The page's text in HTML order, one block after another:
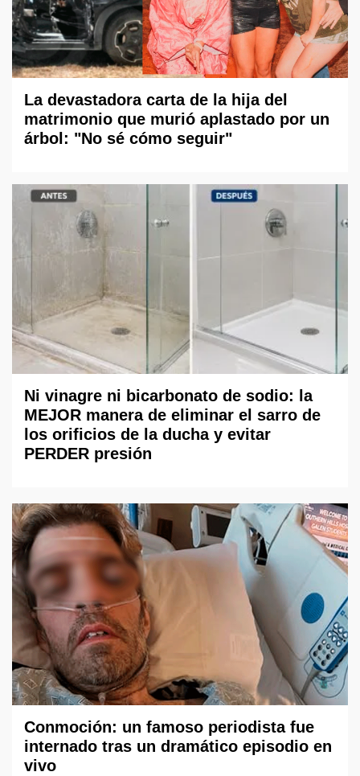
La devastadora carta de la hija del
matrimonio que murió aplastado por un
árbol: "No sé cómo seguir"
Ni vinagre ni bicarbonato de sodio: la
MEJOR manera de eliminar el sarro de
los orificios de la ducha y evitar
PERDER presión
Conmoción: un famoso periodista fue
internado tras un dramático episodio en
vivo